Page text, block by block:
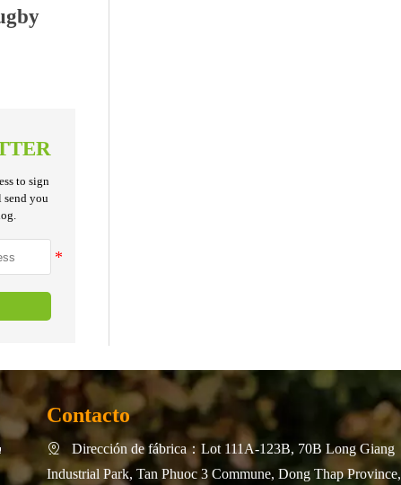
to sign
send you
Contacto

Dirección de fábrica：Lot 111A-123B, 70B Long Giang
Industrial Park, Tan Phuoc 3 Commune, Dong Thap Province,